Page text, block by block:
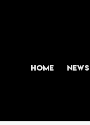
Home News